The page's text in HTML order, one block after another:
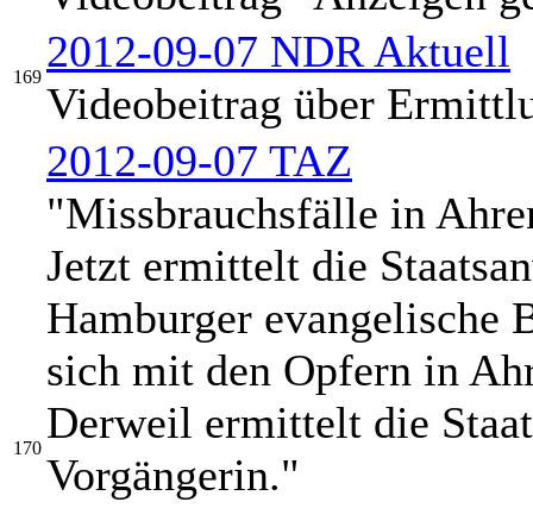
169
2012-09-07 NDR Aktuell
Videobeitrag über
170
2012-09-07 TAZ
"Missbrauchsfälle in
Jetzt ermittelt die
Hamburger evangelische
sich mit den Opfern in
Derweil ermittelt die
Vorgängerin."